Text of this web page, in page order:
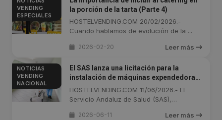
VENDING
ESPECIALES
la porción de la tarta (Parte 4)
HOSTELVENDING.COM 20/02/2026.-
Cuando hablamos de evolución de la ...
2026-02-20 Leer más
NOTICIAS
VENDING
NACIONAL
El SAS lanza una licitación para la
instalación de máquinas expendedoras
en centros del Hospital Virgen del Rocío
de Sevilla
HOSTELVENDING.COM 11/06/2026.- El
Servicio Andaluz de Salud (SAS),
2026-06-11 Leer más